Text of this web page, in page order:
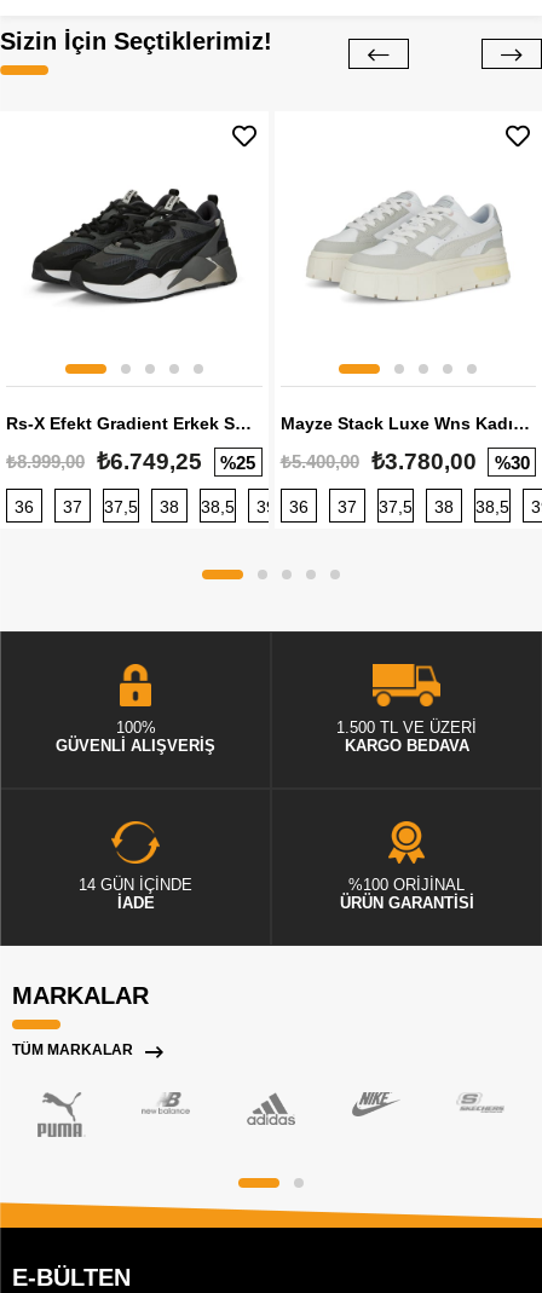
Sizin İçin Seçtiklerimiz!
Rs-X Efekt Gradient Erkek Sneaker
₺8.999,00 ₺6.749,25 %25
36 37 37,5 38 38,5 39 40 40,5 41 42 42,5
Mayze Stack Luxe Wns Kadın Sneaker
₺5.400,00 ₺3.780,00 %30
36 37 37,5 38 38,5
100%
GÜVENLİ ALIŞVERİŞ
1.500 TL VE ÜZERİ
KARGO BEDAVA
14 GÜN İÇİNDE
İADE
%100 ORİJİNAL
ÜRÜN GARANTİSİ
MARKALAR
TÜM MARKALAR
E-BÜLTEN